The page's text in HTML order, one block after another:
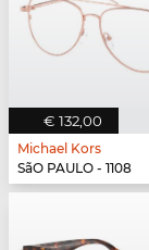
€ 132,00
Michael Kors
SãO PAULO - 1108